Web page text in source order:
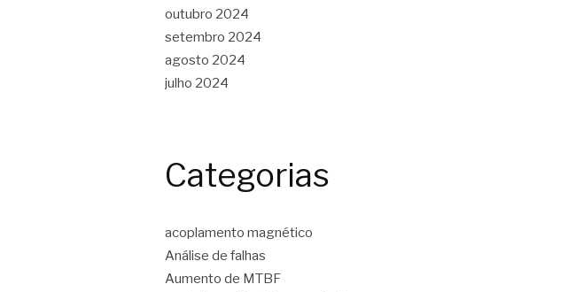
outubro 2024
setembro 2024
agosto 2024
julho 2024
Categorias
acoplamento magnético
Análise de falhas
Aumento de MTBF